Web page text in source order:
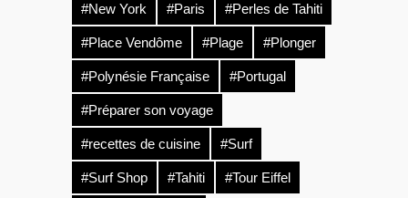
#New York #Paris #Perles de Tahiti
#Place Vendôme #Plage #Plonger
#Polynésie Française #Portugal
#Préparer son voyage
#recettes de cuisine #Surf
#Surf Shop #Tahiti #Tour Eiffel